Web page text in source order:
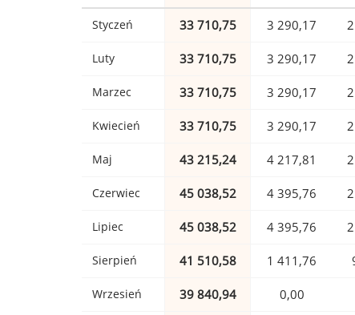
Styczeń 33 710,75 3 290,17
Luty 33 710,75 3 290,17
Marzec 33 710,75 3 290,17
Kwiecień 33 710,75 3 290,17
Maj 43 215,24 4 217,81
Czerwiec 45 038,52 4 395,76
Lipiec 45 038,52 4 395,76
Sierpień 41 510,58 1 411,76
Wrzesień 39 840,94 0,00